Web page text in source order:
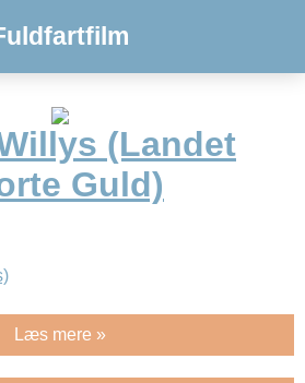
(Landet
Guld)
Læs mere »